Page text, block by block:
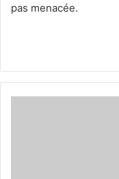
pas menacée.